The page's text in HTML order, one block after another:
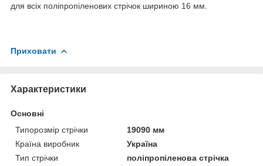
для всіх поліпропіленових стрічок шириною 16 мм.
Приховати
Характеристики
Основні
Типорозмір стрічки
19090 мм
Країна виробник
Україна
Тип стрічки
поліпропіленова стрічка